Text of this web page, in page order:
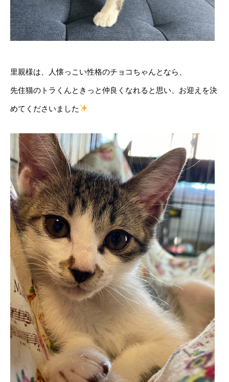
里親様は、人懐っこい性格のチョコちゃんとなら、
先住猫のトラくんときっと仲良くなれると思い、お迎えを決
めてくださいました